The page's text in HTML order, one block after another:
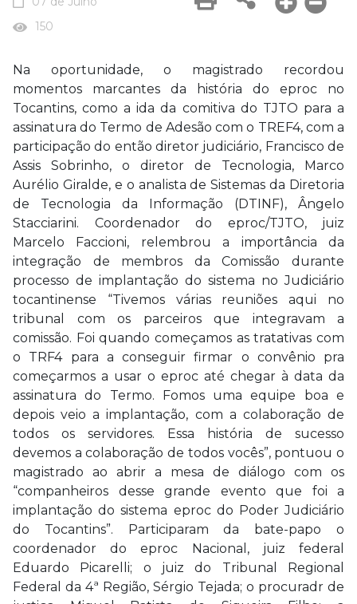
150
Na oportunidade, o magistrado recordou
momentos marcantes da história do eproc no
Tocantins, como a ida da comitiva do TJTO para a
assinatura do Termo de Adesão com o TREF4, com a
participação do então diretor judiciário, Francisco de
Assis Sobrinho, o diretor de Tecnologia, Marco
Aurélio Giralde, e o analista de Sistemas da Diretoria
de Tecnologia da Informação (DTINF), Ângelo
Stacciarini. Coordenador do eproc/TJTO, juiz
Marcelo Faccioni, relembrou a importância da
integração de membros da Comissão durante
processo de implantação do sistema no Judiciário
tocantinense “Tivemos várias reuniões aqui no
tribunal com os parceiros que integravam a
comissão. Foi quando começamos as tratativas com
o TRF4 para a conseguir firmar o convênio pra
começarmos a usar o eproc até chegar à data da
assinatura do Termo. Fomos uma equipe boa e
depois veio a implantação, com a colaboração de
todos os servidores. Essa história de sucesso
devemos a colaboração de todos vocês”, pontuou o
magistrado ao abrir a mesa de diálogo com os
“companheiros desse grande evento que foi a
implantação do sistema eproc do Poder Judiciário
do Tocantins”. Participaram da bate-papo o
coordenador do eproc Nacional, juiz federal
Eduardo Picarelli; o juiz do Tribunal Regional
Federal da 4ª Região, Sérgio Tejada; o procuradr de